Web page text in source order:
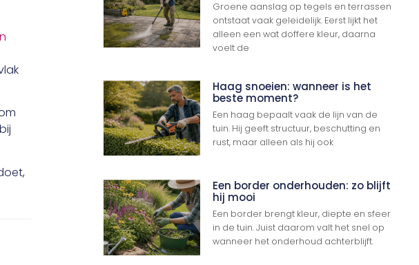
Groene aanslag op tegels en terrassen
ontstaat vaak geleidelijk. Eerst lijkt het
alleen een wat doffere kleur, daarna
voelt de
Haag snoeien: wanneer is het
beste moment?
Een haag bepaalt vaak de lijn van de
tuin. Hij geeft structuur, beschutting en
rust, maar alleen als hij ook
Een border onderhouden: zo blijft
hij mooi
Een border brengt kleur, diepte en sfeer
in de tuin. Juist daarom valt het snel op
wanneer het onderhoud achterblijft.